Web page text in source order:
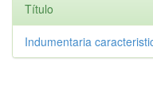
Título
Indumentaria